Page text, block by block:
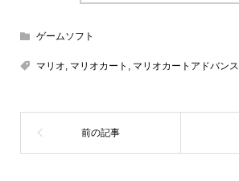
ゲームソフト
マリオ, マリオカート , マリオカートアドバンス